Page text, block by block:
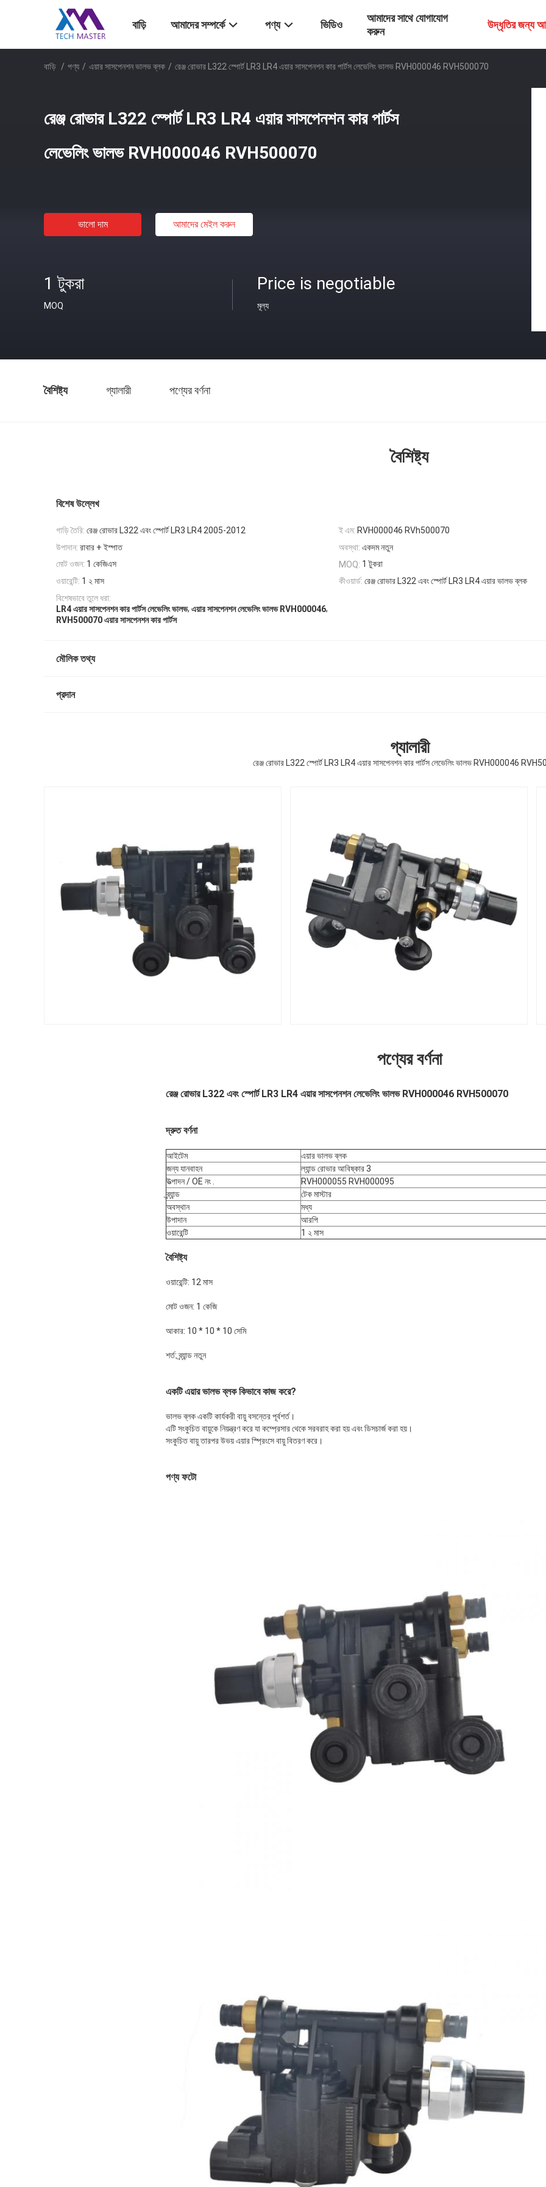
বাড়ি আমাদের সম্পর্কে পণ্য ভিডিও
আমাদের সাথে যোগাযোগ
করুন
উদ্ধৃতির জন্য
বাড়ি / পণ্য / এয়ার সাসপেনশন ভালভ ব্লক / রেঞ্জ রোভার L322 স্পোর্ট LR3 LR4 এয়ার সাসপেনশন কার পার্টস লেভেলিং ভালভ RVH000046 RVH500070
রেঞ্জ রোভার L322 স্পোর্ট LR3 LR4 এয়ার সাসপেনশন কার পার্টস
লেভেলিং ভালভ RVH000046 RVH500070
ভালো দাম আমাদের মেইল ​​করুন
1 টুকরা
MOQ
Price is negotiable
মূল্য
বৈশিষ্ট্য গ্যালারী পণ্যের বর্ণনা
বৈশিষ্ট্য
বিশেষ উল্লেখ
গাড়ি তৈরি: রেঞ্জ রোভার L322 এবং স্পোর্ট LR3 LR4 2005-2012 ই এম: RVH000046 RVh500070
উপাদান: রাবার + ইস্পাত অবস্থা: একদম নতুন
মোট ওজন: 1 কেজিএস MOQ: 1 টুকরা
ওয়ারেন্টি: 1 ২ মাস কীওয়ার্ড: রেঞ্জ রোভার L322 এবং স্পোর্ট LR3 LR4 এয়ার ভালভ ব্লক
বিশেষভাবে তুলে ধরা:
LR4 এয়ার সাসপেনশন কার পার্টস লেভেলিং ভালভ, এয়ার সাসপেনশন লেভেলিং ভালভ RVH000046,
RVH500070 এয়ার সাসপেনশন কার পার্টস
মৌলিক তথ্য
প্রদান
গ্যালারী
রেঞ্জ রোভার L322 স্পোর্ট LR3 LR4 এয়ার সাসপেনশন কার পার্টস লেভেলিং ভালভ RVH000046
পণ্যের বর্ণনা
রেঞ্জ রোভার L322 এবং স্পোর্ট LR3 LR4 এয়ার সাসপেনশন লেভেলিং ভালভ RVH000046 RVH500070
দ্রুত বর্ণনা
আইটেম
এয়ার ভালভ ব্লক
জন্য যানবাহন
ল্যান্ড রোভার আবিষ্কার 3
উত্পাদন / OE নং .
RVH000055 RVH000095
ব্র্যান্ড
টেক মাস্টার
অবস্থান
মধ্য
উপাদান
আরপি
ওয়ারেন্টি
1 ২ মাস
বৈশিষ্ট্য
ওয়ারেন্টি: 12 মাস
মোট ওজন: 1 কেজি
আকার: 10 * 10 * 10 সেমি
শর্ত: ব্র্যান্ড নতুন
একটি এয়ার ভালভ ব্লক কিভাবে কাজ করে?
ভালভ ব্লক একটি কার্যকরী বায়ু বসন্তের পূর্বশর্ত।
এটি সংকুচিত বায়ুকে নিয়ন্ত্রণ করে যা কম্প্রেসার থেকে সরবরাহ করা হয় এবং ডিসচার্জ করা হয়।
সংকুচিত বায়ু তারপর উভয় এয়ার স্প্রিংসে বায়ু বিতরণ করে।
পণ্য ফটো